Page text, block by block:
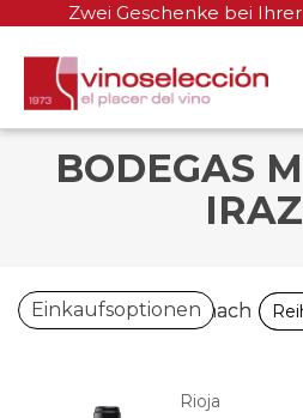
Zwei Geschenke bei
BODEGAS
Rioja
Einkaufsoptionen
Sortieren nach
Sortieren nach